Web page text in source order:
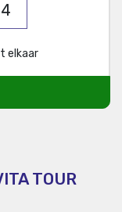
4
elkaar
TOUR